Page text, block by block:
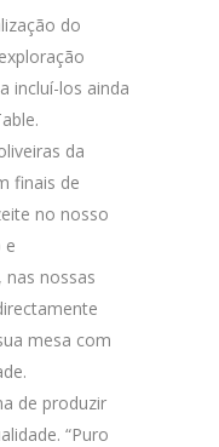
do
incluí-los ainda
da
finais de
no nosso
e
nossas
mesa com
de produzir
“Puro